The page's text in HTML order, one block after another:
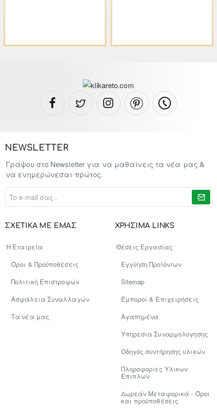
ΣΧΕΤΙΚΑ ΜΕ ΕΜΑΣ
Η Εταιρεία
Όροι & Προϋποθέσεις
Πολιτική Επιστροφών
Ασφάλεια Συναλλαγών
Tα νέα μας
ΧΡΗΣΙΜΑ LINKS
Θέσεις Εργασίας
Εγγύηση Προϊόντων
Sitemap
Έμποροι & Επιχειρήσεις
Αγαπημένα
Υπηρεσια Συναρμολογησης
Οδηγός συντήρησης υλικών
Πληροφοριες Υλικων
Επιπλων
Δωρεάν Μεταφορικά - Όροι
και προϋποθέσεις
NEWSLETTER
Γράψου στο Newsletter για να μαθαίνεις τα νέα μας &
να ενημερώνεσαι πρώτος.
σας..